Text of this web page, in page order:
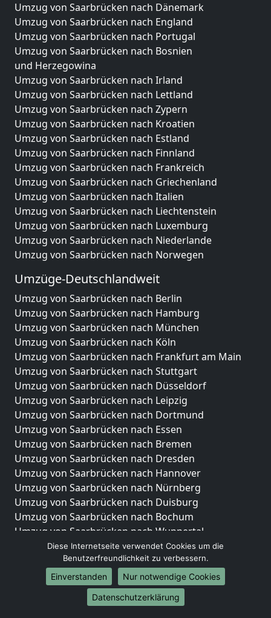
Umzug von Saarbrücken nach Dänemark
Umzug von Saarbrücken nach England
Umzug von Saarbrücken nach Portugal
Umzug von Saarbrücken nach Bosnien
und Herzegowina
Umzug von Saarbrücken nach Irland
Umzug von Saarbrücken nach Lettland
Umzug von Saarbrücken nach Zypern
Umzug von Saarbrücken nach Kroatien
Umzug von Saarbrücken nach Estland
Umzug von Saarbrücken nach Finnland
Umzug von Saarbrücken nach Frankreich
Umzug von Saarbrücken nach Griechenland
Umzug von Saarbrücken nach Italien
Umzug von Saarbrücken nach Liechtenstein
Umzug von Saarbrücken nach Luxemburg
Umzug von Saarbrücken nach Niederlande
Umzug von Saarbrücken nach Norwegen
Umzüge-Deutschlandweit
Umzug von Saarbrücken nach Berlin
Umzug von Saarbrücken nach Hamburg
Umzug von Saarbrücken nach München
Umzug von Saarbrücken nach Köln
Umzug von Saarbrücken nach Frankfurt am Main
Umzug von Saarbrücken nach Stuttgart
Umzug von Saarbrücken nach Düsseldorf
Umzug von Saarbrücken nach Leipzig
Umzug von Saarbrücken nach Dortmund
Umzug von Saarbrücken nach Essen
Umzug von Saarbrücken nach Bremen
Umzug von Saarbrücken nach Dresden
Umzug von Saarbrücken nach Hannover
Umzug von Saarbrücken nach Nürnberg
Umzug von Saarbrücken nach Duisburg
Umzug von Saarbrücken nach Bochum
Umzug von Saarbrücken nach Wuppertal
Umzug von Saarbrücken nach Bielefeld
Umzug von Saarbrücken nach Bonn
Umzug von Saarbrücken nach Münster
Internationale-Umzüge
Diese Internetseite verwendet Cookies um die
Benutzerfreundlichkeit zu verbessern.
Einverstanden
Nur notwendige Cookies
Datenschutzerklärung